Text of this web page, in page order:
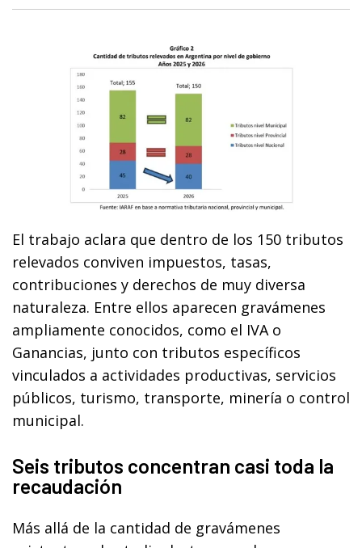
El trabajo aclara que dentro de los 150 tributos
relevados conviven impuestos, tasas,
contribuciones y derechos de muy diversa
naturaleza. Entre ellos aparecen gravámenes
ampliamente conocidos, como el IVA o
Ganancias, junto con tributos específicos
vinculados a actividades productivas, servicios
públicos, turismo, transporte, minería o control
municipal.
Seis tributos concentran casi toda la
recaudación
Más allá de la cantidad de gravámenes